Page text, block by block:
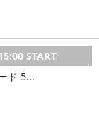
START
ド 5...